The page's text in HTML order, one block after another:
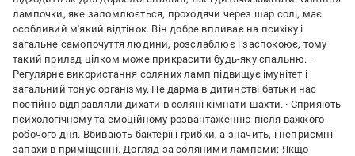
лампочки, яке заломлюється, проходячи через шар солі, має
особливий м'який відтінок. Він добре впливає на психіку і
загальне самопочуття людини, розслаблює і заспокоює, тому
такий прилад цілком може прикрасити будь-яку спальню. ·
Регулярне використання соляних ламп підвищує імунітет і
загальний тонус організму. Не дарма в дитинстві батьки нас
постійно відправляли дихати в соляні кімнати-шахти. · Сприяють
психологічному та емоційному розвантаженню після важкого
робочого дня. Вбивають бактерії і грибки, а значить, і неприємні
запахи в приміщенні. Догляд за соляними лампами: Якщо